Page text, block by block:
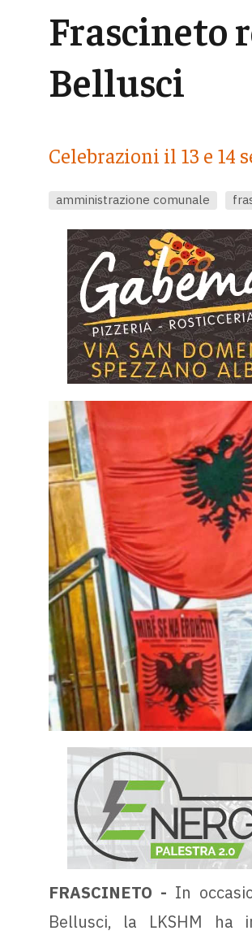
Frascineto
Bellusci
Celebrazioni il 13 e
amministrazione comunale
FRASCINETO - In
Bellusci, la LKSHM ha